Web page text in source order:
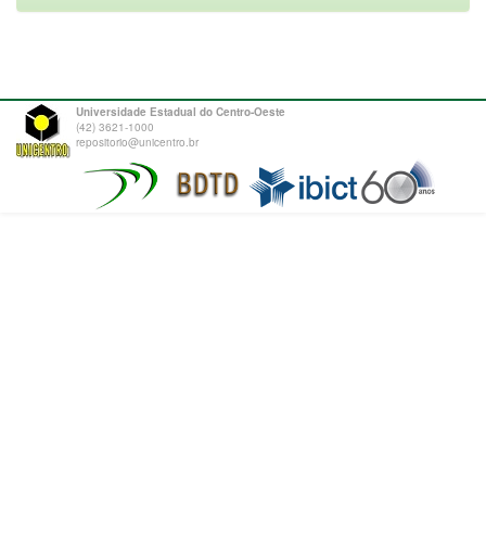
Universidade Estadual do Centro-Oeste
(42) 3621-1000
repositorio@unicentro.br